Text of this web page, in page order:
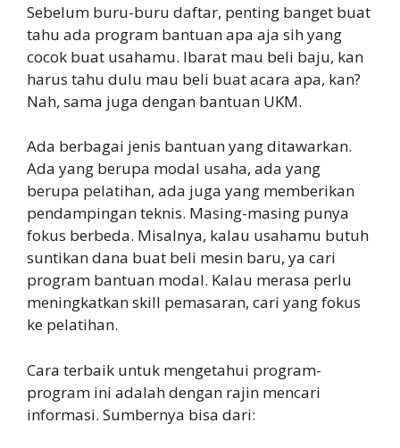
Sebelum buru-buru daftar, penting banget buat
tahu ada program bantuan apa aja sih yang
cocok buat usahamu. Ibarat mau beli baju, kan
harus tahu dulu mau beli buat acara apa, kan?
Nah, sama juga dengan bantuan UKM.
Ada berbagai jenis bantuan yang ditawarkan.
Ada yang berupa modal usaha, ada yang
berupa pelatihan, ada juga yang memberikan
pendampingan teknis. Masing-masing punya
fokus berbeda. Misalnya, kalau usahamu butuh
suntikan dana buat beli mesin baru, ya cari
program bantuan modal. Kalau merasa perlu
meningkatkan skill pemasaran, cari yang fokus
ke pelatihan.
Cara terbaik untuk mengetahui program-
program ini adalah dengan rajin mencari
informasi. Sumbernya bisa dari: